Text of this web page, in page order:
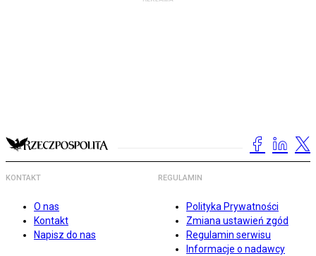
KONTAKT
O nas
Kontakt
Napisz do nas
REGULAMIN
Polityka Prywatności
Zmiana ustawień zgód
Regulamin serwisu
Informacje o nadawcy